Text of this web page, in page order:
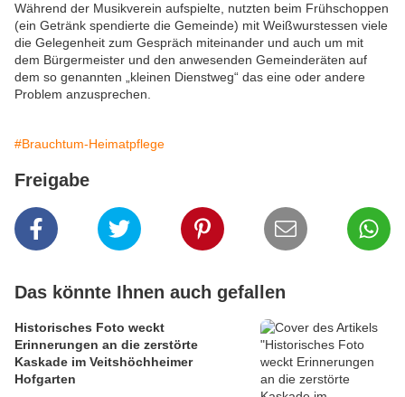
Während der Musikverein aufspielte, nutzten beim Frühschoppen
(ein Getränk spendierte die Gemeinde) mit Weißwurstessen viele
die Gelegenheit zum Gespräch miteinander und auch um mit
dem Bürgermeister und den anwesenden Gemeinderäten auf
dem so genannten „kleinen Dienstweg“ das eine oder andere
Problem anzusprechen.
#Brauchtum-Heimatpflege
Freigabe
Das könnte Ihnen auch gefallen
Historisches Foto weckt
Erinnerungen an die zerstörte
Kaskade im Veitshöchheimer
Hofgarten